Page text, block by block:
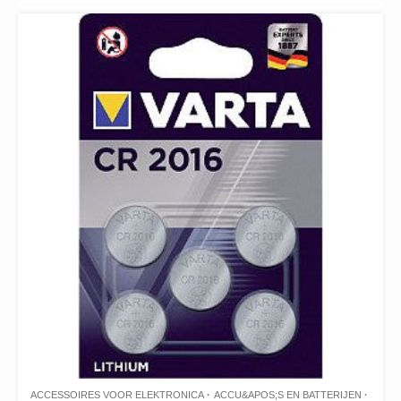
ACCESSOIRES VOOR ELEKTRONICA
ACCU&APOS;S EN BATTERIJEN